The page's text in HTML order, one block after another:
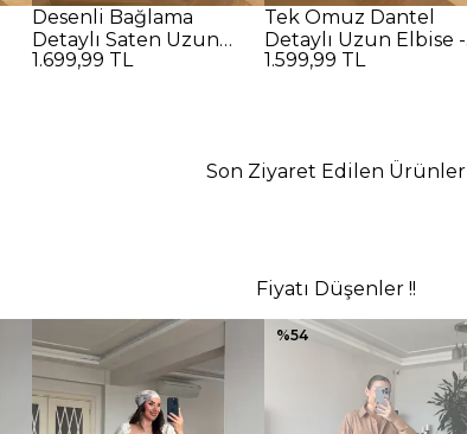
Desenli Bağlama
Detaylı Saten Uzun
Elbise - SİYAH
1.699,99 TL
Tek Omuz Dantel
Detaylı Uzun Elbise -
SİYAH
1.599,99 TL
Son Ziyaret Edilen Ürünler
Fiyatı Düşenler !!
%54